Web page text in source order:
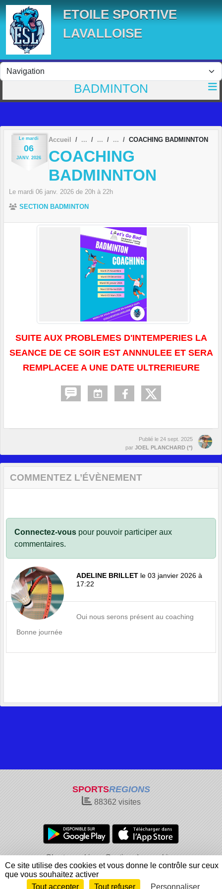
ETOILE SPORTIVE
LAVALLOISE
BADMINTON
Le mardi
06
JANV. 2026
Accueil COACHING BADMINNTON
COACHING
BADMINNTON
Le mardi 06 janv. 2026 de 20h à 22h
SECTION BADMINTON
SUITE AUX PROBLEMES D'INTEMPERIES LA
SEANCE DE CE SOIR EST ANNNULEE ET SERA
REMPLACEE A UNE DATE ULTRERIEURE
Publié le 24 sept. 2025
par JOEL PLANCHARD (*)
COMMENTEZ L’ÉVÈNEMENT
Connectez-vous pour pouvoir participer aux
commentaires.
ADELINE BRILLET le 03 janvier 2026 à
17:22
Oui nous serons présent au coaching
Bonne journée
SPORTSREGIONS
88362 visites
Charte cookies
Gestion des cookies
Informations légales
Signaler un contenu inapproprié
Envie de participer ?
Panneau de gestion des cookies
Ce site utilise des cookies et vous donne le contrôle sur ceux
que vous souhaitez activer
Tout accepter
Tout refuser Personnaliser